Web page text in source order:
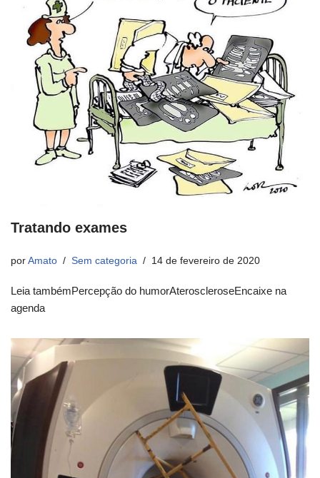
Tratando exames
por Amato Sem categoria 14 de fevereiro de 2020
Leia tambémPercepção do humorAteroscleroseEncaixe na
agenda